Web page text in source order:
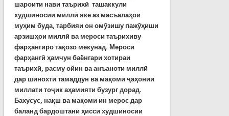
шароити нави таърихӣ ташаккули
худшиносии миллӣ яке аз масъалаҳои
муҳим буда, тарбияи он омӯзишу пажӯҳиши
арзишҳои миллӣ ва мероси таърихиву
фарҳангиро тақозо мекунад. Мероси
фарҳангӣ ҳамчун баёнгари хотираи
таърихӣ, расму ойин ва анъаноти миллӣ
даршинохти тамаддун ва мақоми ҷаҳонии
миллати тоҷик аҳамияти бузург дорад.
Бахусус, нақш ва мақоми ин мерос дар
баланд бардоштани ҳисси худшиносии